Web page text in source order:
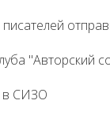
писателей
"Авторский
в СИЗО